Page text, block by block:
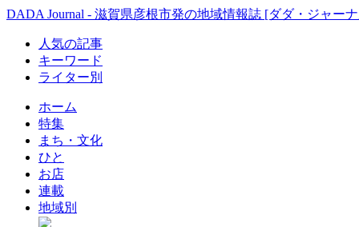
DADA Journal - 滋賀県彦根市発の地域情報誌 [ダダ・ジャー
人気の記事
キーワード
ライター別
ホーム
特集
まち・文化
ひと
お店
連載
地域別